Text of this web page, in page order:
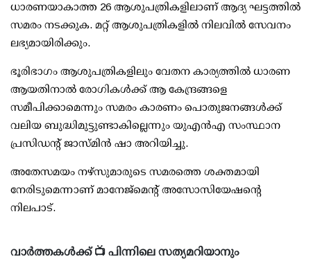
ധാരണയാകാത്ത 26 ആശുപത്രികളിലാണ് ആദ്യ ഘട്ടത്തില്‍
സമരം നടക്കുക. മറ്റ് ആശുപത്രികളില്‍ നിലവില്‍ സേവനം
ലഭ്യമായിരിക്കും.
ഭൂരിഭാഗം ആശുപത്രികളിലും വേതന കാര്യത്തില്‍ ധാരണ
ആയതിനാല്‍ രോഗികള്‍ക്ക് ആ കേന്ദ്രങ്ങളെ
സമീപിക്കാമെന്നും സമരം കാരണം പൊതുജനങ്ങള്‍ക്ക്
വലിയ ബുദ്ധിമുട്ടുണ്ടാകില്ലെന്നും യുഎന്‍എ സംസ്ഥാന
പ്രസിഡന്റ് ജാസ്മിന്‍ ഷാ അറിയിച്ചു.
അതേസമയം നഴ്സുമാരുടെ സമരത്തെ ശക്തമായി
നേരിടുമെന്നാണ് മാനേജ്മെന്റ് അസോസിയേഷന്റെ
നിലപാട്.
വാർത്തകൾക്ക് 📺 പിന്നിലെ സത്യമറിയാനും